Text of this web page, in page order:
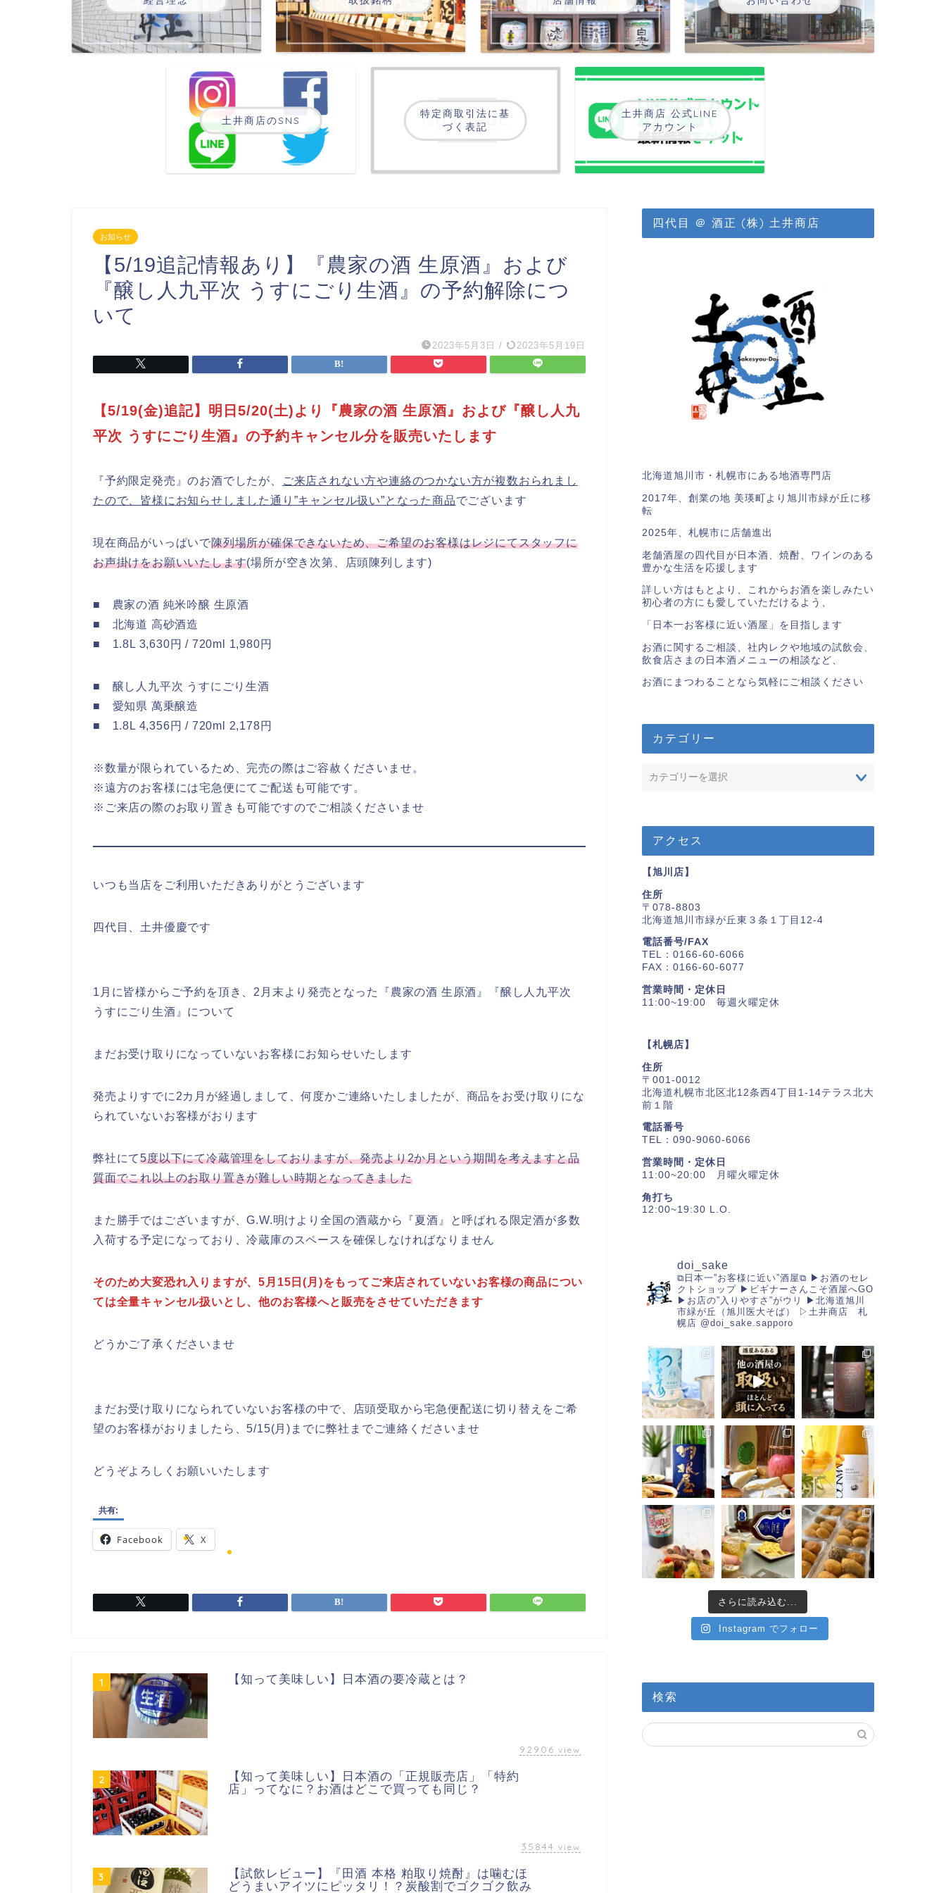
土井商店のSNS
特定商取引法に基
づく表記
土井商店 公式LINE
アカウント
お知らせ
【5/19追記情報あり】『農家の酒 生原酒』および
『醸し人九平次 うすにごり生酒』の予約解除につ
いて
2023年5月3日 / 2023年5月19日
【5/19(金)追記】明日5/20(土)より『農家の酒 生原酒』および『醸し人九
平次 うすにごり生酒』の予約キャンセル分を販売いたします
『予約限定発売』のお酒でしたが、
ご来店されない方や連絡のつかない方が複数おられまし
たので、皆様にお知らせしました通り”キャンセル扱い”となった商品でございます
現在商品がいっぱいで陳列場所が確保できないため、ご希望のお客様はレジにてスタッフに
お声掛けをお願いいたします(場所が空き次第、店頭陳列します)
■ 農家の酒 純米吟醸 生原酒
■ 北海道 高砂酒造
■ 1.8L 3,630円 / 720ml 1,980円
■ 醸し人九平次 うすにごり生酒
■ 愛知県 萬乗醸造
■ 1.8L 4,356円 / 720ml 2,178円
※数量が限られているため、完売の際はご容赦くださいませ。
※遠方のお客様には宅急便にてご配送も可能です。
※ご来店の際のお取り置きも可能ですのでご相談くださいませ
いつも当店をご利用いただきありがとうございます
四代目、土井優慶です
1月に皆様からご予約を頂き、2月末より発売となった『農家の酒 生原酒』『醸し人九平次
うすにごり生酒』について
まだお受け取りになっていないお客様にお知らせいたします
発売よりすでに2カ月が経過しまして、何度かご連絡いたしましたが、商品をお受け取りにな
られていないお客様がおります
弊社にて5度以下にて冷蔵管理をしておりますが、発売より2か月という期間を考えますと品
質面でこれ以上のお取り置きが難しい時期となってきました
また勝手ではございますが、G.W.明けより全国の酒蔵から『夏酒』と呼ばれる限定酒が多数
入荷する予定になっており、冷蔵庫のスペースを確保しなければなりません
そのため大変恐れ入りますが、5月15日(月)をもってご来店されていないお客様の商品につい
ては全量キャンセル扱いとし、他のお客様へと販売をさせていただきます
どうかご了承くださいませ
まだお受け取りになられていないお客様の中で、店頭受取から宅急便配送に切り替えをご希
望のお客様がおりましたら、5/15(月)までに弊社までご連絡くださいませ
どうぞよろしくお願いいたします
共有:
Facebook X
1 【知って美味しい】日本酒の要冷蔵とは？
92906 view
2
【知って美味しい】日本酒の「正規販売店」「特約
店」ってなに？お酒はどこで買っても同じ？
35844 view
3
【試飲レビュー】『田酒 本格 粕取り焼酎』は噛むほ
どうまいアイツにピッタリ！？炭酸割でゴクゴク飲み
四代目 ＠ 酒正 (株) 土井商店
北海道旭川市・札幌市にある地酒専門店
2017年、創業の地 美瑛町より旭川市緑が丘に移
転
2025年、札幌市に店舗進出
老舗酒屋の四代目が日本酒、焼酎、ワインのある
豊かな生活を応援します
詳しい方はもとより、これからお酒を楽しみたい
初心者の方にも愛していただけるよう、
「日本一お客様に近い酒屋」を目指します
お酒に関するご相談、社内レクや地域の試飲会、
飲食店さまの日本酒メニューの相談など、
お酒にまつわることなら気軽にご相談ください
カテゴリー
アクセス
【旭川店】
住所
〒078-8803
北海道旭川市緑が丘東３条１丁目12-4
電話番号/FAX
TEL：0166-60-6066
FAX：0166-60-6077
営業時間・定休日
11:00~19:00 毎週火曜定休
【札幌店】
住所
〒001-0012
北海道札幌市北区北12条西4丁目1-14テラス北大
前１階
電話番号
TEL：090-9060-6066
営業時間・定休日
11:00~20:00 月曜火曜定休
角打ち
12:00~19:30 L.O.
doi_sake
⧉日本一”お客様に近い”酒屋⧉ ▶︎お酒のセレ
クトショップ▶︎ビギナーさんこそ酒屋へGO
▶︎お店の”入りやすさ”がウリ
▶︎北海道旭川
市緑が丘（旭川医大そば）
▷土井商店 札
幌店 @doi_sake.sapporo
さらに読み込む...
Instagram でフォロー
検索